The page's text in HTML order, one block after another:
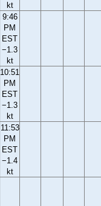
kt
9:46
PM
EST
−1.3
kt
10:51
PM
EST
−1.3
kt
11:53
PM
EST
−1.4
kt